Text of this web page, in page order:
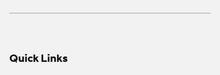
Quick Links